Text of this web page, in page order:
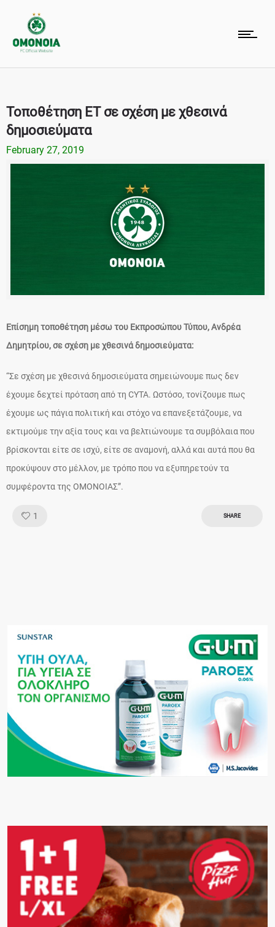
Τοποθέτηση ΕΤ σε σχέση με χθεσινά
δημοσιεύματα
February 27, 2019
Επίσημη τοποθέτηση μέσω του Εκπροσώπου Τύπου, Ανδρέα
Δημητρίου, σε σχέση με χθεσινά δημοσιεύματα:
“Σε σχέση με χθεσινά δημοσιεύματα σημειώνουμε πως δεν
έχουμε δεχτεί πρόταση από τη CYTA. Ωστόσο, τονίζουμε πως
έχουμε ως πάγια πολιτική και στόχο να επανεξετάζουμε, να
εκτιμούμε την αξία τους και να βελτιώνουμε τα συμβόλαια που
βρίσκονται είτε σε ισχύ, είτε σε αναμονή, αλλά και αυτά που θα
προκύψουν στο μέλλον, με τρόπο που να εξυπηρετούν τα
συμφέροντα της ΟΜΟΝΟΙΑΣ”.
1 SHARE